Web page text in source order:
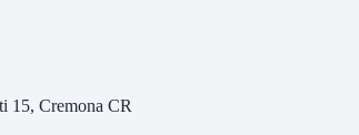
15, Cremona CR